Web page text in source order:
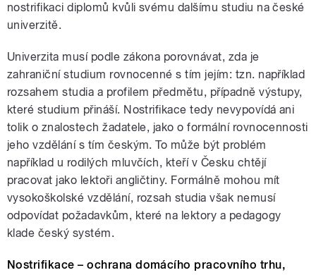
nostrifikaci diplomů kvůli svému dalšímu studiu na české
univerzitě.
Univerzita musí podle zákona porovnávat, zda je
zahraniční studium rovnocenné s tím jejím: tzn. například
rozsahem studia a profilem předmětu, případně výstupy,
které studium přináší. Nostrifikace tedy nevypovídá ani
tolik o znalostech žadatele, jako o formální rovnocennosti
jeho vzdělání s tím českým. To může být problém
například u rodilých mluvčích, kteří v Česku chtějí
pracovat jako lektoři angličtiny. Formálně mohou mít
vysokoškolské vzdělání, rozsah studia však nemusí
odpovídat požadavkům, které na lektory a pedagogy
klade český systém.
Nostrifikace – ochrana domácího pracovního trhu,